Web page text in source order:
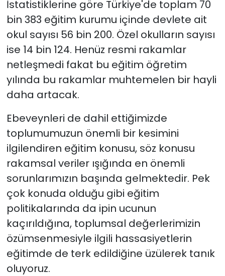
İstatistiklerine göre Türkiye'de toplam 70
bin 383 eğitim kurumu içinde devlete ait
okul sayısı 56 bin 200. Özel okulların sayısı
ise 14 bin 124. Henüz resmi rakamlar
netleşmedi fakat bu eğitim öğretim
yılında bu rakamlar muhtemelen bir hayli
daha artacak.
Ebeveynleri de dahil ettiğimizde
toplumumuzun önemli bir kesimini
ilgilendiren eğitim konusu, söz konusu
rakamsal veriler ışığında en önemli
sorunlarımızın başında gelmektedir. Pek
çok konuda olduğu gibi eğitim
politikalarında da ipin ucunun
kaçırıldığına, toplumsal değerlerimizin
özümsenmesiyle ilgili hassasiyetlerin
eğitimde de terk edildiğine üzülerek tanık
oluyoruz.